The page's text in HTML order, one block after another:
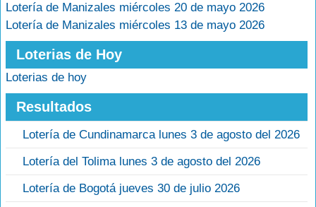
Lotería de Manizales miércoles 20 de mayo 2026
Lotería de Manizales miércoles 13 de mayo 2026
Loterias de Hoy
Loterias de hoy
Resultados
Lotería de Cundinamarca lunes 3 de agosto del 2026
Lotería del Tolima lunes 3 de agosto del 2026
Lotería de Bogotá jueves 30 de julio 2026